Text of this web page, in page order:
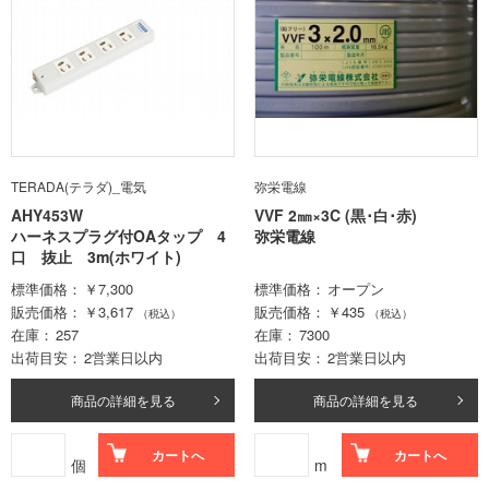
TERADA(テラダ)_電気
AHY453W
ハーネスプラグ付OAタップ 4
口 抜止 3m(ホワイト)
標準価格
￥7,300
販売価格
￥3,617 （税込）
在庫
257
出荷目安
2営業日以内
商品の詳細を見る
個 カートへ
弥栄電線
VVF 2㎜×3C (黒･白･赤)
弥栄電線
標準価格
オープン
販売価格
￥435 （税込）
在庫
7300
出荷目安
2営業日以内
商品の詳細を見る
m カートへ